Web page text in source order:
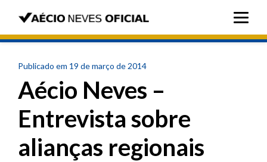
Publicado em 19 de março de 2014
Aécio Neves –
Entrevista sobre
alianças regionais